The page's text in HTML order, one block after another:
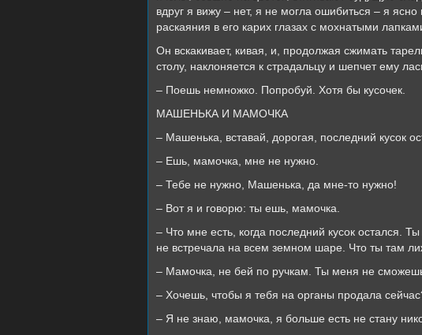
вдруг я вижу – нет, я не могла ошибиться – я
раскаяния в его карих глазах с мохнатыми
Он вскакивает, кивая, и, продолжая сжимать
столу, наклоняется к страдальцу и шепчет ему
– Поешь немножко. Попробуй. Хотя бы кусочек.
МАШЕНЬКА И МАМОЧКА
– Машенька, вставай, дорогая, последний кусок
– Ешь, мамочка, мне не нужно.
– Тебе не нужно, Машенька, да мне-то нужно!
– Вот я и говорю: ты ешь, мамочка.
– Что мне есть, когда последний кусок остался.
не встречала на всем земном шаре. Что ты там
– Мамочка, не бей по ручкам. Ты меня не
– Хочешь, чтобы я тебя на органы продала
– Я не знаю, мамочка, я больше есть не стану